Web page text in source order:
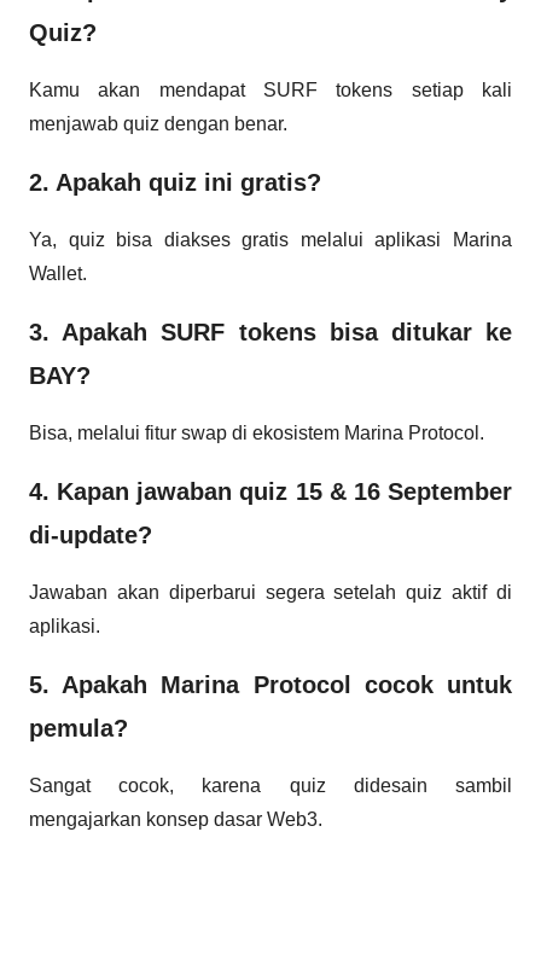
Quiz?
Kamu akan mendapat SURF tokens setiap kali
menjawab quiz dengan benar.
2. Apakah quiz ini gratis?
Ya, quiz bisa diakses gratis melalui aplikasi Marina
Wallet.
3. Apakah SURF tokens bisa ditukar ke
BAY?
Bisa, melalui fitur swap di ekosistem Marina Protocol.
4. Kapan jawaban quiz 15 & 16 September
di-update?
Jawaban akan diperbarui segera setelah quiz aktif di
aplikasi.
5. Apakah Marina Protocol cocok untuk
pemula?
Sangat cocok, karena quiz didesain sambil
mengajarkan konsep dasar Web3.